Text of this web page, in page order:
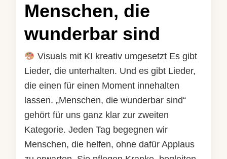
Menschen, die
wunderbar sind
Visuals mit KI kreativ umgesetzt Es gibt
Lieder, die unterhalten. Und es gibt Lieder,
die einen für einen Moment innehalten
lassen. „Menschen, die wunderbar sind“
gehört für uns ganz klar zur zweiten
Kategorie. Jeden Tag begegnen wir
Menschen, die helfen, ohne dafür Applaus